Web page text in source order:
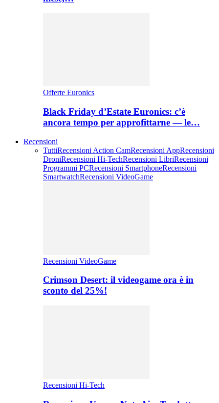
Offerte Euronics
Black Friday d’Estate Euronics: c’è
ancora tempo per approfittarne — le…
Recensioni
TuttiRecensioni Action CamRecensioni AppRecensioni
DroniRecensioni Hi-TechRecensioni LibriRecensioni
Programmi PCRecensioni SmartphoneRecensioni
SmartwatchRecensioni VideoGame
Recensioni VideoGame
Crimson Desert: il videogame ora è in
sconto del 25%!
Recensioni Hi-Tech